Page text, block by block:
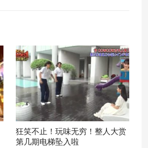
狂笑不止！玩味无穷！整人大赏
第几期电梯坠入啦